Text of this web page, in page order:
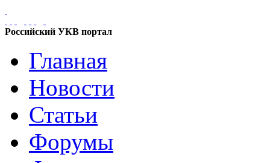
Российский УКВ портал
Главная
Новости
Статьи
Форумы